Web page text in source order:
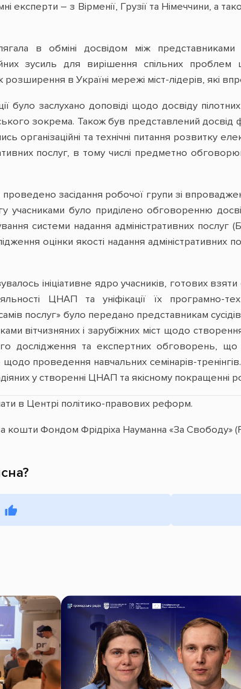
експерти – з Вірменії, Грузії та Німеччини, а
в обміні досвідом між
зусиль для вирішення спільних
розширення в Україні мережі міст-лідерів, які
було заслухано доповіді щодо досвіду
зокрема. Також був представлений досвід
організаційні та технічні питання
послуг, в тому числі предметно
проведено засідання робочої групи зі
учасниками було приділено обговоренню
системи надання адміністративних
оцінки якості надання адміністративних
ініціативне ядро учасників, готових
ЦНАП та уніфікації їх програмно-
послуг» було передано представникам
вітчизняних і зарубіжних міст щодо
дослідження та експертних обговорень,
проведення навчальних семінарів-
у створенні ЦНАП та якісному покращенні
в Центрі політико-правових реформ.
кошти Фондом Фрідріха Науманна «За Свободу»